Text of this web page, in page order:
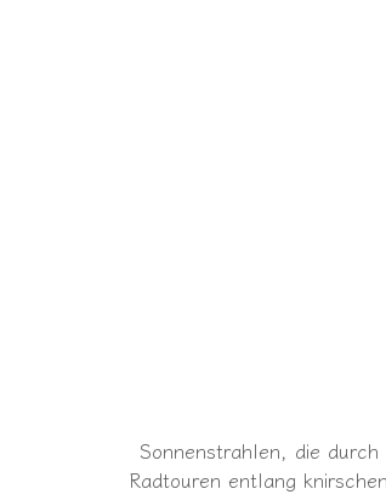
Sonnenstrahlen, die
Radtouren entlang